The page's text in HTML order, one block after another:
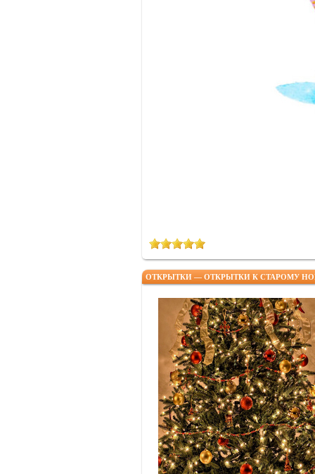
ОТКРЫТКИ — ОТКРЫТКИ К СТАРОМУ